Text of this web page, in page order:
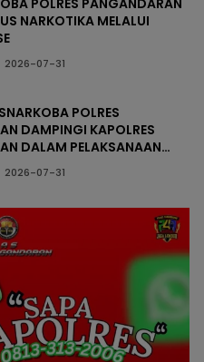
NARKOTIKA MELALUI
2026-07-31
POLRES
DAMPINGI KAPOLRES
DALAM PELAKSANAAN
PENGUNGKAPAN TINDAK
2026-07-31